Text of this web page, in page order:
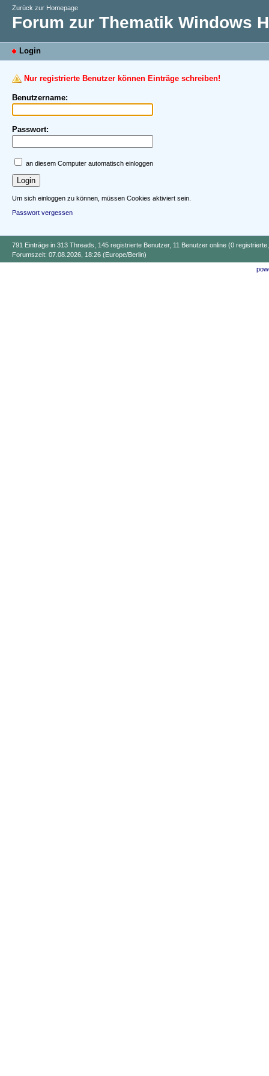
Zurück zur Homepage
Forum zur Thematik Windows
Login
Nur registrierte Benutzer können Einträge schreiben!
Benutzername:
Passwort:
an diesem Computer automatisch einloggen
Um sich einloggen zu können, müssen Cookies aktiviert sein.
Passwort vergessen
791 Einträge in 313 Threads, 145 registrierte Benutzer, 11 Benutzer online (0
Forumszeit: 07.08.2026, 18:26 (Europe/Berlin)